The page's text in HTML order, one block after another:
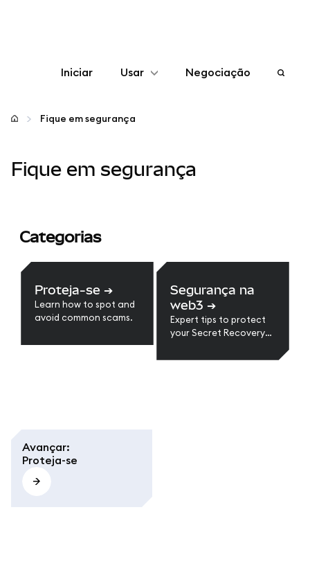
Iniciar Usar
Configurar
Fique em segurança
Negociação
Fique em segurança
Fique em segurança
Categorias
Proteja-se ➔
Learn how to spot and
avoid common scams.
Segurança na
web3 ➔
Expert tips to protect
your Secret Recovery
wallet in web3.
Avançar:
Proteja-se